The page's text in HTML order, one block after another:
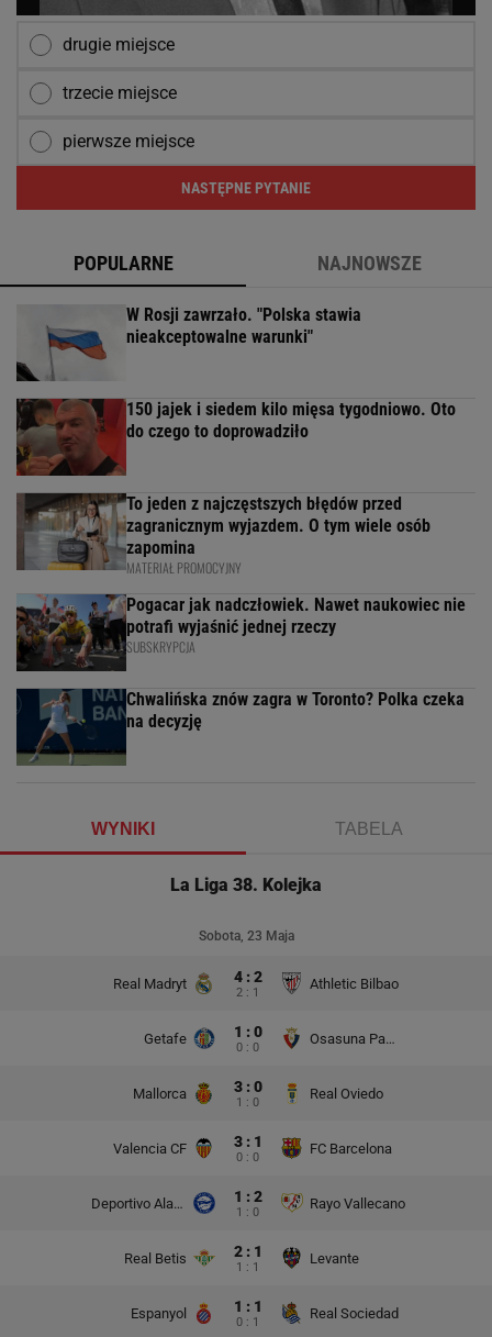
drugie miejsce
trzecie miejsce
pierwsze miejsce
NASTĘPNE PYTANIE
POPULARNE NAJNOWSZE
W Rosji zawrzało. "Polska stawia
nieakceptowalne warunki"
150 jajek i siedem kilo mięsa tygodniowo. Oto
do czego to doprowadziło
To jeden z najczęstszych błędów przed
zagranicznym wyjazdem. O tym wiele osób
zapomina
MATERIAŁ PROMOCYJNY
Pogacar jak nadczłowiek. Nawet naukowiec nie
potrafi wyjaśnić jednej rzeczy
SUBSKRYPCJA
Chwalińska znów zagra w Toronto? Polka czeka
na decyzję
WYNIKI TABELA
La Liga 38. Kolejka
Sobota, 23 Maja
Real Madryt 4 : 2
2 : 1
Athletic Bilbao
Getafe 1 : 0
0 : 0
Osasuna Pampeluna
Mallorca 3 : 0
1 : 0
Real Oviedo
Valencia CF 3 : 1
0 : 0
FC Barcelona
Deportivo Alaves 1 : 2
1 : 0
Rayo Vallecano
Real Betis 2 : 1
1 : 1
Levante
Espanyol 1 : 1
0 : 1
Real Sociedad